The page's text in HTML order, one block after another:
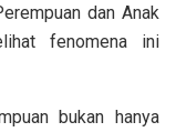
dan Anak
fenomena ini
bukan hanya